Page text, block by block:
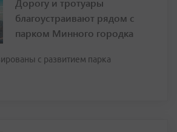
благоустраивают рядом с
парком Минного городка
с развитием парка